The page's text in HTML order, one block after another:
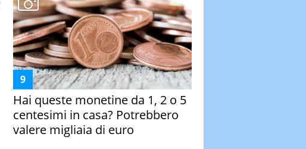
Hai queste monetine da 1, 2 o 5
centesimi in casa? Potrebbero
valere migliaia di euro